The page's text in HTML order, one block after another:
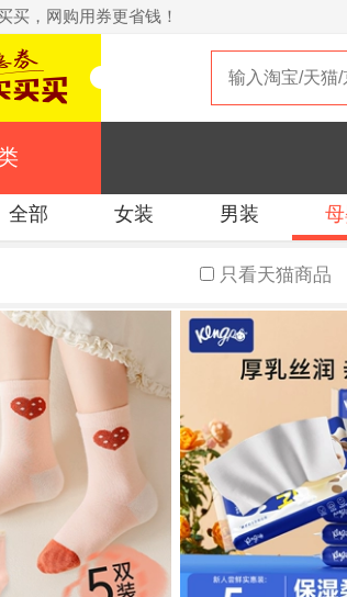
买，网购用券更省钱！
全部 女装 男装
只看天猫商品